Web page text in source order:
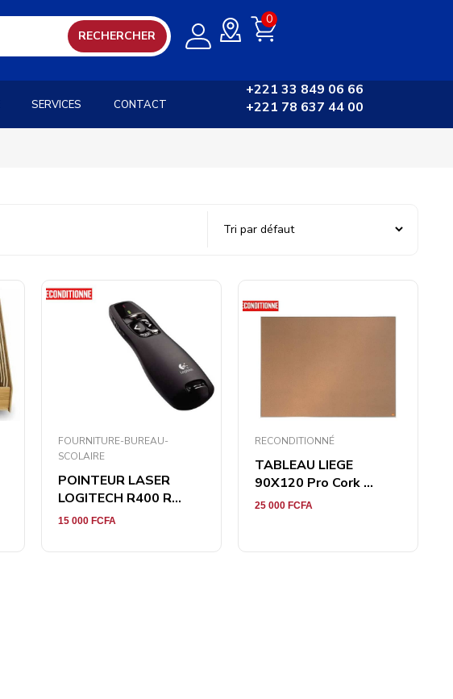
RECHERCHER
0
SERVICES CONTACT
+221 33 849 06 66
+221 78 637 44 00
FOURNITURE-BUREAU-
SCOLAIRE
POINTEUR LASER
LOGITECH R400 R...
15 000 FCFA
RECONDITIONNÉ
TABLEAU LIEGE
90X120 Pro Cork ...
25 000 FCFA